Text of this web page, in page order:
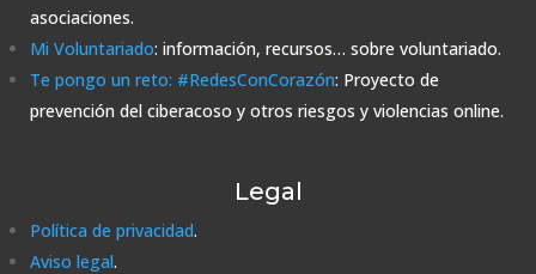
asociaciones.
Mi Voluntariado: información, recursos… sobre voluntariado.
Te pongo un reto: #RedesConCorazón: Proyecto de
prevención del ciberacoso y otros riesgos y violencias online.
Legal
Política de privacidad.
Aviso legal.